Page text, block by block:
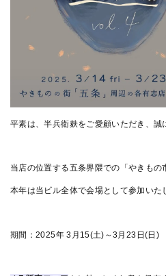
平素は、半兵衛麸をご愛顧いただき、誠
当店の位置する五条界隈での「やきもの
本年は当ビル全体で会場として参加いた
期間：2025年 3月15(土)～3月23日(日)